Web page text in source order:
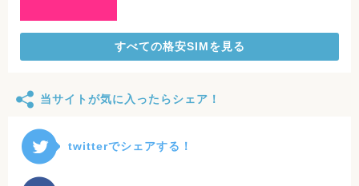
すべての格安SIMを見る
当サイトが気に入ったらシェア！
twitterでシェアする！